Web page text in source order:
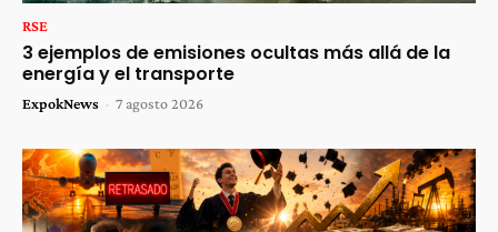
RSE
3 ejemplos de emisiones ocultas más allá de la
energía y el transporte
ExpokNews - 7 agosto 2026